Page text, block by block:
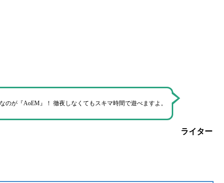
のが『AoEM』！ 徹夜しなくてもスキマ時間で遊べますよ。
ライター